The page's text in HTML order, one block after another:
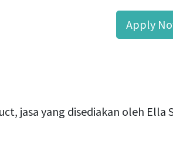
Apply
jasa yang disediakan oleh Ella